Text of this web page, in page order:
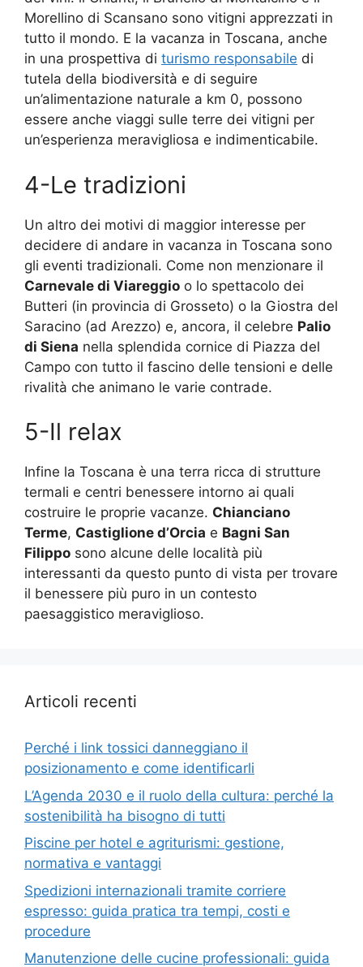
Morellino di Scansano sono vitigni apprezzati in
tutto il mondo. E la vacanza in Toscana, anche
in una prospettiva di turismo responsabile di
tutela della biodiversità e di seguire
un’alimentazione naturale a km 0, possono
essere anche viaggi sulle terre dei vitigni per
un’esperienza meravigliosa e indimenticabile.
4-Le tradizioni
Un altro dei motivi di maggior interesse per
decidere di andare in vacanza in Toscana sono
gli eventi tradizionali. Come non menzionare il
Carnevale di Viareggio o lo spettacolo dei
Butteri (in provincia di Grosseto) o la Giostra del
Saracino (ad Arezzo) e, ancora, il celebre Palio
di Siena nella splendida cornice di Piazza del
Campo con tutto il fascino delle tensioni e delle
rivalità che animano le varie contrade.
5-Il relax
Infine la Toscana è una terra ricca di strutture
termali e centri benessere intorno ai quali
costruire le proprie vacanze. Chianciano
Terme, Castiglione d’Orcia e Bagni San
Filippo sono alcune delle località più
interessanti da questo punto di vista per trovare
il benessere più puro in un contesto
paesaggistico meraviglioso.
Articoli recenti
Perché i link tossici danneggiano il
posizionamento e come identificarli
L’Agenda 2030 e il ruolo della cultura: perché la
sostenibilità ha bisogno di tutti
Piscine per hotel e agriturismi: gestione,
normativa e vantaggi
Spedizioni internazionali tramite corriere
espresso: guida pratica tra tempi, costi e
procedure
Manutenzione delle cucine professionali: guida